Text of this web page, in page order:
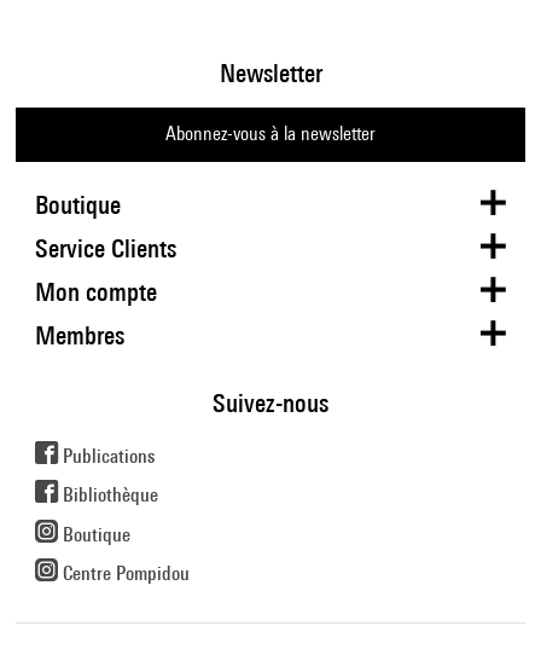
Boutique
Newsletter
Abonnez-vous à la newsletter
Service Clients
Mon compte
Membres
Suivez-nous
Publications
Bibliothèque
Boutique
Centre Pompidou